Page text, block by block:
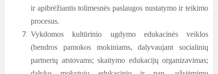
ir apibrėžiantis tolimesnės paslaugos nustatymo ir teikimo
procesus.
Vykdomos kultūrinio ugdymo edukacinės veiklos
(bendros pamokos mokiniams, dalyvaujant socialinių
partnerių atstovams; skaitymo edukacijų organizavimas;